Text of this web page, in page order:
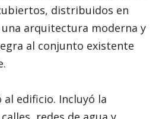
distribuidos en
arquitectura moderna y
al conjunto existente
edificio. Incluyó la